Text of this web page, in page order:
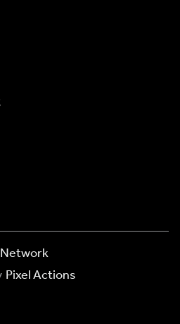
Pixel Actions